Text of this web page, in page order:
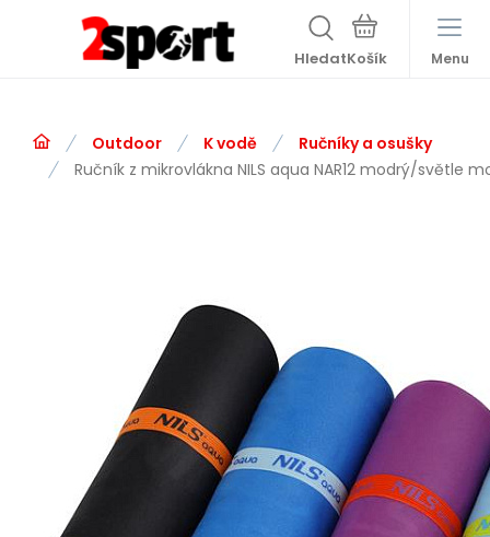
Hledat Menu
Outdoor K vodě
Ručníky a osušky
Ručník z mikrovlákna NILS aqua NAR12 modrý/světle